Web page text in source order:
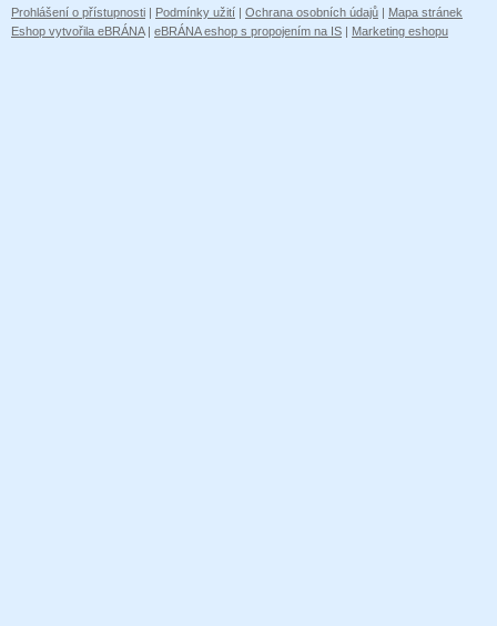
Prohlášení o přístupnosti | Podmínky užití | Ochrana osobních údajů | Mapa stránek
Eshop vytvořila eBRÁNA| eBRÁNA eshop s propojením na IS | Marketing eshopu